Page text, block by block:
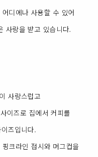
디에나 사용할 수 있어
사랑을 받고 있습니다.
사랑스럽고
이즈로 집에서 커피를
즈입니다.
크라인 접시와 머그컵을